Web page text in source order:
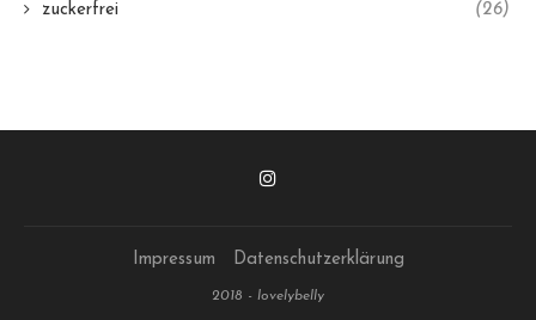
zuckerfrei (26)
Impressum Datenschutzerklärung
2018 - lovelybelly